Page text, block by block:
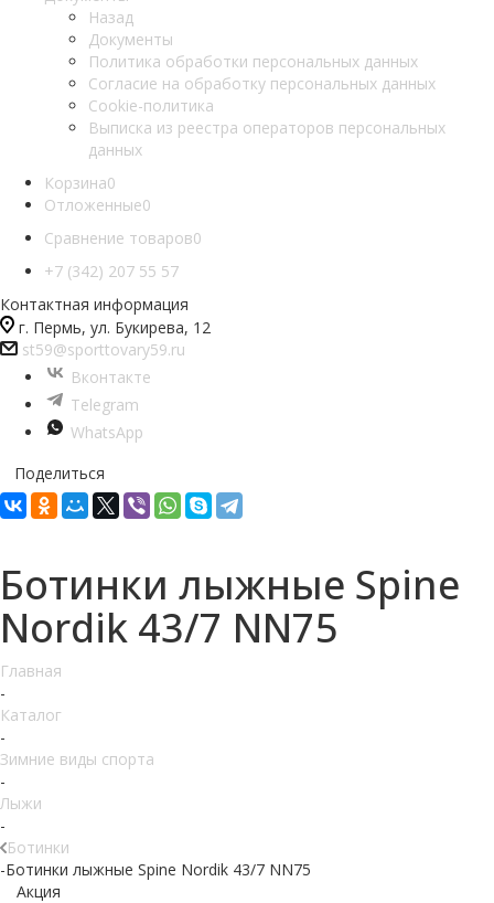
Назад
Документы
Политика обработки персональных данных
Согласие на обработку персональных данных
Cookie-политика
Выписка из реестра операторов персональных
данных
Корзина0
Отложенные0
Сравнение товаров0
+7 (342) 207 55 57
Контактная информация
г. Пермь, ул. Букирева, 12
st59@sporttovary59.ru
Вконтакте
Telegram
WhatsApp
Поделиться
Ботинки лыжные Spine
Nordik 43/7 NN75
Главная
-
Каталог
-
Зимние виды спорта
-
Лыжи
-
Ботинки
-Ботинки лыжные Spine Nordik 43/7 NN75
Акция